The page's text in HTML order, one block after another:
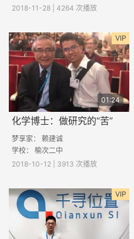
2018-11-28 | 4264 次播放
VIP
01:24
化学博士：做研究的“苦”
梦享家： 赖建诚
学校： 榆次二中
2018-10-12 | 3913 次播放
VIP